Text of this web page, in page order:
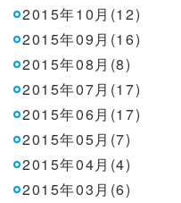
2015年10月(12)
2015年09月(16)
2015年08月(8)
2015年07月(17)
2015年06月(17)
2015年05月(7)
2015年04月(4)
2015年03月(6)